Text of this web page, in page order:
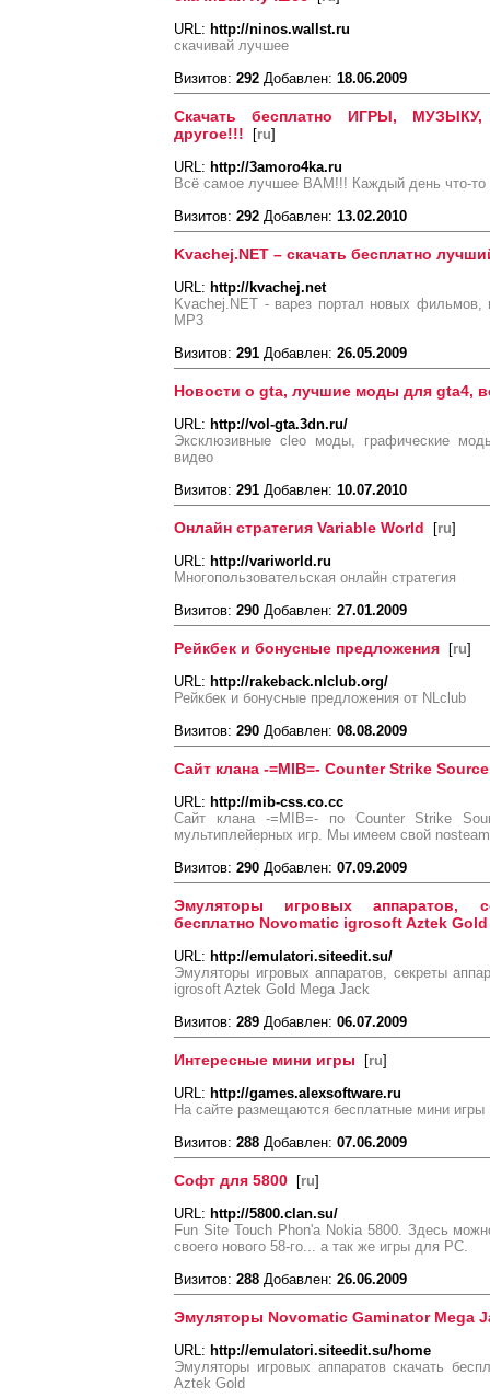
URL: http://ninos.wallst.ru
скачивай лучшее
Визитов: 292 Добавлен: 18.06.2009
Скачать бесплатно ИГРЫ,
другое!!! [ru]
URL: http://3amoro4ka.ru
Всё самое лучшее ВАМ!!! Каждый день что-то
Визитов: 292 Добавлен: 13.02.2010
Kvachej.NET – скачать бесплатно
URL: http://kvachej.net
Kvachej.NET - варез портал новых фильмов,
MP3
Визитов: 291 Добавлен: 26.05.2009
Новости о gta, лучшие моды для gta4,
URL: http://vol-gta.3dn.ru/
Эксклюзивные cleo моды, графические
видео
Визитов: 291 Добавлен: 10.07.2010
Онлайн стратегия Variable World [ru]
URL: http://variworld.ru
Многопользовательская онлайн стратегия
Визитов: 290 Добавлен: 27.01.2009
Рейкбек и бонусные предложения [ru]
URL: http://rakeback.nlclub.org/
Рейкбек и бонусные предложения от NLclub
Визитов: 290 Добавлен: 08.08.2009
Сайт клана -=MIB=- Counter Strike Source
URL: http://mib-css.co.cc
Сайт клана -=MIB=- по Counter Strike
мультиплейерных игр. Мы имеем свой
Визитов: 290 Добавлен: 07.09.2009
Эмуляторы игровых аппаратов,
бесплатно Novomatic igrosoft Aztek
URL: http://emulatori.siteedit.su/
Эмуляторы игровых аппаратов, секреты
igrosoft Aztek Gold Mega Jack
Визитов: 289 Добавлен: 06.07.2009
Интересные мини игры [ru]
URL: http://games.alexsoftware.ru
На сайте размещаются бесплатные мини игры
Визитов: 288 Добавлен: 07.06.2009
Софт для 5800 [ru]
URL: http://5800.clan.su/
Fun Site Touch Phon'а Nokia 5800. Здесь
своего нового 58-го... а так же игры для PC.
Визитов: 288 Добавлен: 26.06.2009
Эмуляторы Novomatic Gaminator Mega
URL: http://emulatori.siteedit.su/home
Эмуляторы игровых аппаратов скачать
Aztek Gold